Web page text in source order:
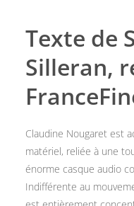
Texte de
Silleran,
Claudine Nougaret est
matériel, reliée à une
énorme casque audio
Indifférente au